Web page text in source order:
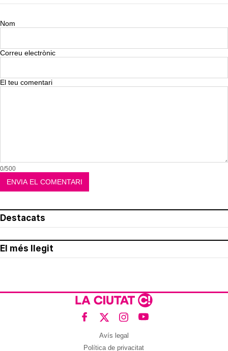
Nom
Correu electrònic
El teu comentari
0/500
Destacats
El més llegit
Avís legal
Política de privacitat